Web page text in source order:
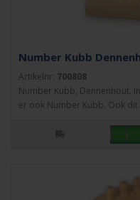
Number Kubb
Artikelnr: 700808
Number Kubb, Dennenhout.
er ook Number Kubb. Ook dit